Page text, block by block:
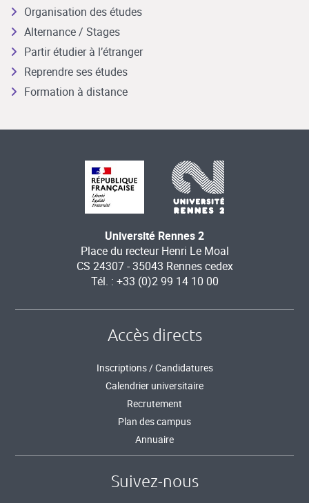
Organisation des études
Alternance / Stages
Partir étudier à l’étranger
Reprendre ses études
Formation à distance
Université Rennes 2
Place du recteur Henri Le Moal
CS 24307 - 35043 Rennes cedex
Tél. : +33 (0)2 99 14 10 00
Accès directs
Inscriptions / Candidatures
Calendrier universitaire
Recrutement
Plan des campus
Annuaire
Suivez-nous